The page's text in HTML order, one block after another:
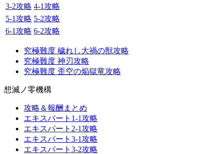
3-2攻略 4-1攻略
5-1攻略 5-2攻略
6-1攻略 6-2攻略
究極難度 穢れし大禍の獣攻略
究極難度 神刃攻略
究極難度 歪空の焔獄竜攻略
想滅ノ零機構
攻略＆報酬まとめ
エキスパート1-1攻略
エキスパート2-1攻略
エキスパート3-1攻略
エキスパート3-2攻略